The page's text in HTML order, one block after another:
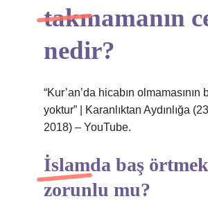
takmamanın
nedir?
“Kur’an’da hicabın olmamasının
yoktur” | Karanlıktan Aydınlığa
2018) – YouTube.
İslamda baş örtmek
zorunlu mu?